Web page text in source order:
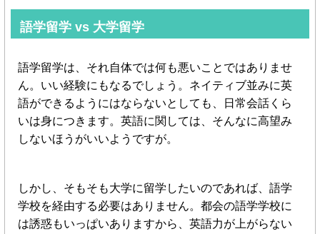
語学留学 vs 大学留学
語学留学は、それ自体では何も悪いことではありませ
ん。いい経験にもなるでしょう。ネイティブ並みに英
語ができるようにはならないとしても、日常会話くら
いは身につきます。英語に関しては、そんなに高望み
しないほうがいいようですが。
しかし、そもそも大学に留学したいのであれば、語学
学校を経由する必要はありません。都会の語学学校に
は誘惑もいっぱいありますから、英語力が上がらない